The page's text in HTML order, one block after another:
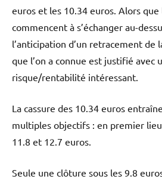
euros et les 10.34 euros. Alors que
commencent à s’échanger au-
l’anticipation d’un retracement de
que l’on a connue est justifié avec
risque/rentabilité intéressant.
La cassure des 10.34 euros
multiples objectifs : en premier
11.8 et 12.7 euros.
Seule une clôture sous les 9.8